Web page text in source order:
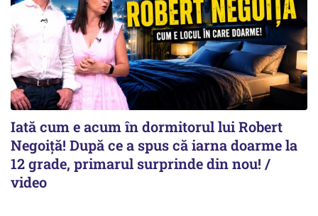
Iată cum e acum în dormitorul lui Robert
Negoiță! După ce a spus că iarna doarme la
12 grade, primarul surprinde din nou! /
video